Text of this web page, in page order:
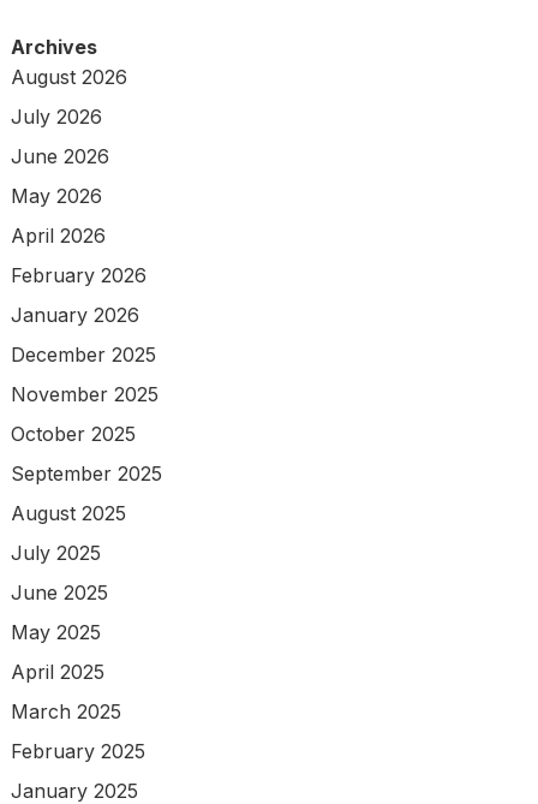
Archives
August 2026
July 2026
June 2026
May 2026
April 2026
February 2026
January 2026
December 2025
November 2025
October 2025
September 2025
August 2025
July 2025
June 2025
May 2025
April 2025
March 2025
February 2025
January 2025